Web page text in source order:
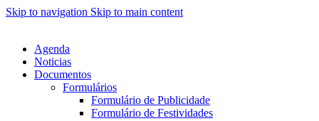
Skip to navigation Skip to main content
Agenda
Noticias
Documentos
Formulários
Formulário de Publicidade
Formulário de Festividades